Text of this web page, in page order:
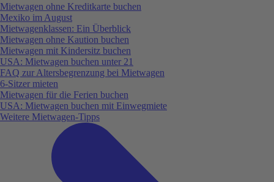
Mietwagen ohne Kreditkarte buchen
Mexiko im August
Mietwagenklassen: Ein Überblick
Mietwagen ohne Kaution buchen
Mietwagen mit Kindersitz buchen
USA: Mietwagen buchen unter 21
FAQ zur Altersbegrenzung bei Mietwagen
6-Sitzer mieten
Mietwagen für die Ferien buchen
USA: Mietwagen buchen mit Einwegmiete
Weitere Mietwagen-Tipps